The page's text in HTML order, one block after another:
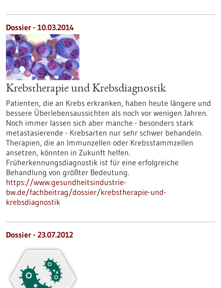
Dossier - 10.03.2014
Krebstherapie und Krebsdiagnostik
Patienten, die an Krebs erkranken, haben heute längere und
bessere Überlebensaussichten als noch vor wenigen Jahren.
Noch immer lassen sich aber manche - besonders stark
metastasierende - Krebsarten nur sehr schwer behandeln.
Therapien, die an Immunzellen oder Krebsstammzellen
ansetzen, könnten in Zukunft helfen.
Früherkennungsdiagnostik ist für eine erfolgreiche
Behandlung von größter Bedeutung.
https://www.gesundheitsindustrie-
bw.de/fachbeitrag/dossier/krebstherapie-und-
krebsdiagnostik
Dossier - 23.07.2012